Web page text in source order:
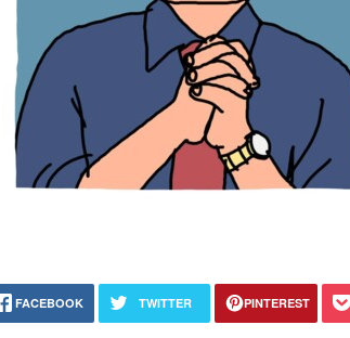
FACEBOOK TWITTER PINTEREST